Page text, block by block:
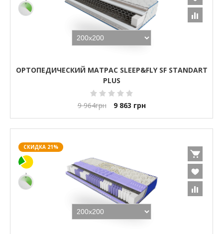
ОРТОПЕДИЧЕСКИЙ МАТРАС SLEEP&FLY SF STANDART
PLUS
9 964грн 9 863 грн
СКИДКА 21%